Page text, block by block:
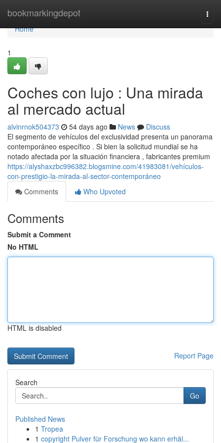
bookmarkingdepot
Home
Home
1
Coches con lujo : Una mirada
al mercado actual
alvinrnok504373 54 days ago News
Discuss
El segmento de vehículos del exclusividad presenta un panorama
contemporáneo específico . Si bien la solicitud mundial se ha
notado afectada por la situación financiera , fabricantes premium
https://alyshaxzbc996382.blogsmine.com/41983081/vehículos-
con-prestigio-la-mirada-al-sector-contemporáneo
Comments
Who Upvoted
Comments
Submit a Comment
No HTML
HTML is disabled
Report Page
Search
Go
Published News
1 Tropea
1 copyright Pulver für Forschung wo kann erhäl...